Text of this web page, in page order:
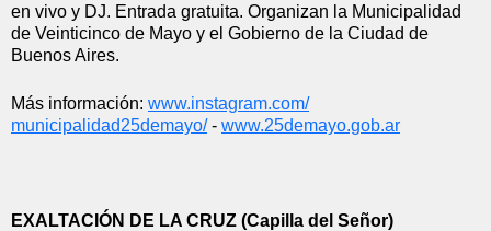
en vivo y DJ. Entrada gratuita. Organizan la Municipalidad
de Veinticinco de Mayo y el Gobierno de la Ciudad de
Buenos Aires.
Más información: www.instagram.com/
municipalidad25demayo/ - www.25demayo.gob.ar
EXALTACIÓN DE LA CRUZ (Capilla del Señor)